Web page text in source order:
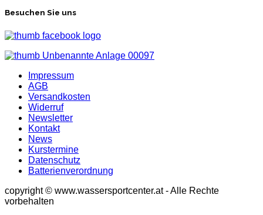
Besuchen Sie uns
Impressum
AGB
Versandkosten
Widerruf
Newsletter
Kontakt
News
Kurstermine
Datenschutz
Batterienverordnung
copyright © www.wassersportcenter.at - Alle Rechte
vorbehalten